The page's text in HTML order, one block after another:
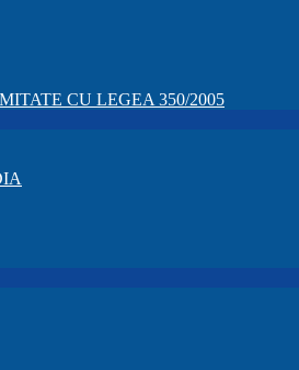
CU LEGEA 350/2005